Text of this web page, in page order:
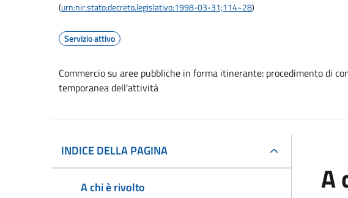
(urn:nir:stato:decreto.legislativo:1998-03-31;114~28)
Servizio attivo
Commercio su aree pubbliche in forma itinerante: procedimento di
temporanea dell'attività
INDICE DELLA PAGINA
A chi è rivolto
A